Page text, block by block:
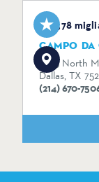
3,78
CAMPO DA
1005 North
Dallas, TX
(214) 670-